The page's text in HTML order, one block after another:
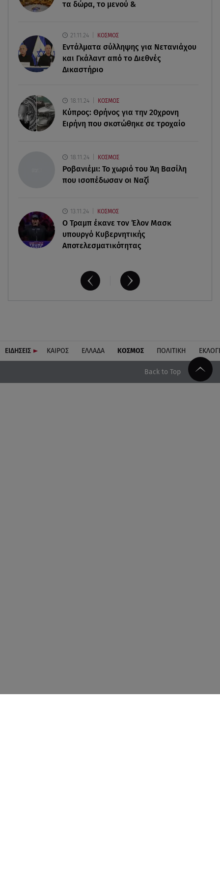
38χρονης Λίζα
Συντάξεις Σεπτεμβρίου: Πότε θα μπουν τα
χρήματα στους λογαριασμούς
- Σηκώθηκαν εναέρια μέσα
07.08.26 , 18:34
τα δώρα, το μενού &
21.11.24 ΚΟΣΜΟΣ
Εντάλματα σύλληψης για Νετανιάχου
και Γκάλαντ από το Διεθνές
Δικαστήριο
18.11.24 ΚΟΣΜΟΣ
Κύπρος: Θρήνος για την 20χρονη
Ειρήνη που σκοτώθηκε σε τροχαίο
18.11.24 ΚΟΣΜΟΣ
Ροβανιέμι: Το χωριό του Άη Βασίλη
που ισοπέδωσαν οι Ναζί
13.11.24 ΚΟΣΜΟΣ
O Τραμπ έκανε τον Έλον Μασκ
υπουργό Κυβερνητικής
Αποτελεσματικότητας
ΕΙΔΗΣΕΙΣ ΚΑΙΡΟΣ ΕΛΛΑΔΑ ΚΟΣΜΟΣ ΠΟΛΙΤΙΚΗ
Back to Top